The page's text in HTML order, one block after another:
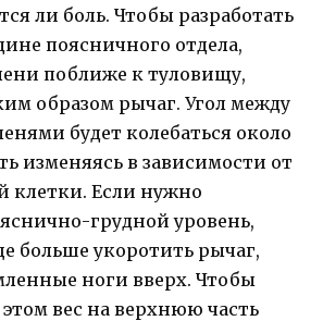
ли боль. Чтобы разработать
поясничного отдела,
поближе к туловищу,
образом рычаг. Угол между
будет колебаться около
изменяясь в зависимости от
клетки. Если нужно
грудной уровень,
больше укоротить рычаг,
ноги вверх. Чтобы
вес на верхнюю часть